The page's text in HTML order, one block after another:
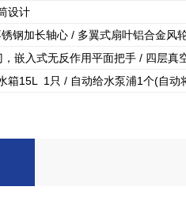
设计
钢加长轴心 / 多翼式扇叶铝合金风
嵌入式无反作用平面把手 / 四层真
箱15L 1只 / 自动给水泵浦1个(自